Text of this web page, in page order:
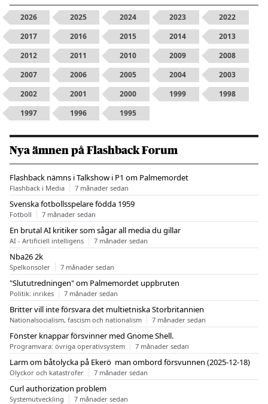
2026 2025 2024 2023
2022
2017
2016 2015 2014
2013
2012
2011 2010 2009
2008
2007
2006 2005 2004
2003
2002
2001 2000 1999
1998
1997
1996 1995
Nya ämnen på Flashback Forum
Flashback nämns i Talkshow i P1 om Palmemordet
Flashback i Media 7 månader sedan
Svenska fotbollsspelare födda 1959
Fotboll 7 månader sedan
En brutal AI kritiker som sågar all media du gillar
AI - Artificiell intelligens 7 månader sedan
Nba26 2k
Spelkonsoler 7 månader sedan
"Slututredningen" om Palmemordet uppbruten
Politik: inrikes 7 månader sedan
Britter vill inte försvara det multietniska Storbritannien
Nationalsocialism, fascism och nationalism 7 månader sedan
Fönster knappar försvinner med Gnome Shell.
Programvara: övriga operativsystem 7 månader sedan
Larm om båtolycka på Ekerö  man ombord försvunnen (2025-12-18)
Olyckor och katastrofer 7 månader sedan
Curl authorization problem
Systemutveckling 7 månader sedan